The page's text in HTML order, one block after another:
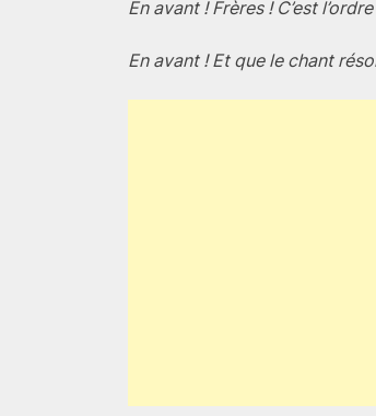
En avant ! Frères ! C’est
En avant ! Et que le chant